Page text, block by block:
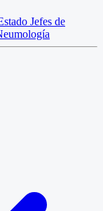
Jefes de